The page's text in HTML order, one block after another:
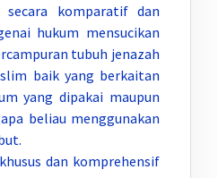
secara komparatif dan
hukum mensucikan
tubuh jenazah
baik yang berkaitan
yang dipakai maupun
beliau menggunakan
dan komprehensif